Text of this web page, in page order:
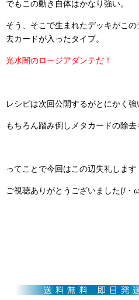
でもこの動き自体はかなり強い。
そう、そこで生まれたデッキがこ
去カードが入ったタイプ。
光水闇のロージアダンテだ！
レシピは次回公開するがとにかく強
もちろん踏み倒しメタカードの除去
ってことで今回はこの辺失礼します
ご視聴ありがとうございました(/・